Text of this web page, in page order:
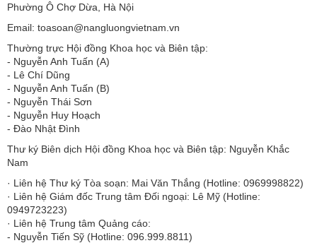
Phường Ô Chợ Dừa, Hà Nội
Email: toasoan@nangluongvietnam.vn
Thường trực Hội đồng Khoa học và Biên tập:
​​​​​​- Nguyễn Anh Tuấn (A)
- Lê Chí Dũng
- Nguyễn Anh Tuấn (B)
- Nguyễn Thái Sơn
- Nguyễn Huy Hoạch
- Đào Nhật Đình
Thư ký Biên dịch Hội đồng Khoa học và Biên tập: Nguyễn Khắc
Nam
· Liên hệ Thư ký Tòa soạn: Mai Văn Thắng (Hotline: 0969998822)
· Liên hệ Giám đốc Trung tâm Đối ngoại: Lê Mỹ (Hotline:
0949723223)
· Liên hệ Trung tâm Quảng cáo:
- Nguyễn Tiến Sỹ (Hotline: 096.999.8811)